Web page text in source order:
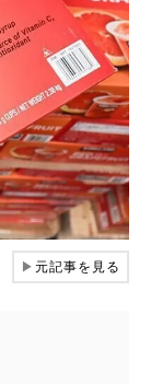
▶元記事を見る